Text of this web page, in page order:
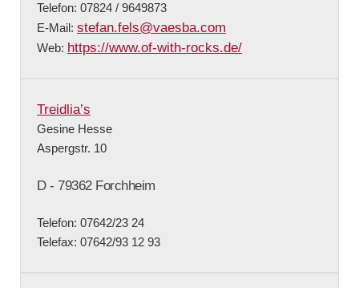
Telefon: 07824 / 9649873
E-Mail: stefan.fels@vaesba.com
Web: https://www.of-with-rocks.de/
Treidlia’s
Gesine Hesse
Aspergstr. 10
D - 79362 Forchheim
Telefon: 07642/23 24
Telefax: 07642/93 12 93